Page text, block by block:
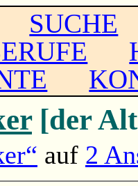
SUCHE
[der
auf 2